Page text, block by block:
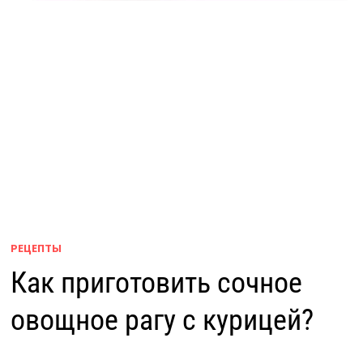
РЕЦЕПТЫ
Как приготовить сочное
овощное рагу с курицей?